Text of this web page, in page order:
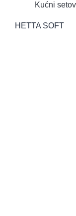
Kućni
HETTA SOFT